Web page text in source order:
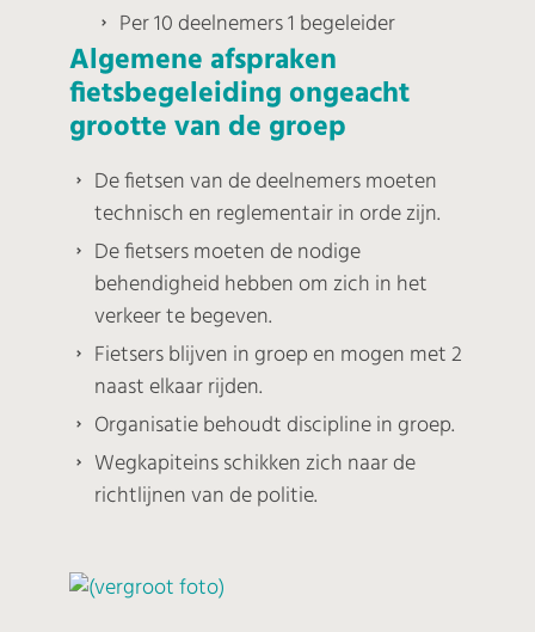
Per 10 deelnemers 1 begeleider
Algemene afspraken
fietsbegeleiding ongeacht
grootte van de groep
De fietsen van de deelnemers moeten
technisch en reglementair in orde zijn.
De fietsers moeten de nodige
behendigheid hebben om zich in het
verkeer te begeven.
Fietsers blijven in groep en mogen met 2
naast elkaar rijden.
Organisatie behoudt discipline in groep.
Wegkapiteins schikken zich naar de
richtlijnen van de politie.